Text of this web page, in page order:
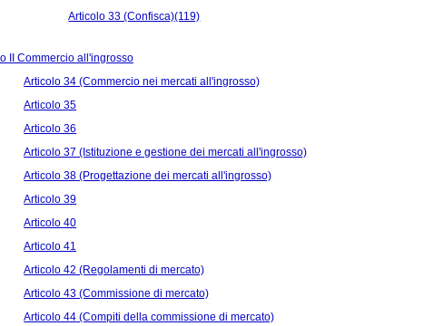
Articolo 33 (Confisca)(119)
II Commercio all'ingrosso
Articolo 34 (Commercio nei mercati all'ingrosso)
Articolo 35
Articolo 36
Articolo 37 (Istituzione e gestione dei mercati all'ingrosso)
Articolo 38 (Progettazione dei mercati all'ingrosso)
Articolo 39
Articolo 40
Articolo 41
Articolo 42 (Regolamenti di mercato)
Articolo 43 (Commissione di mercato)
Articolo 44 (Compiti della commissione di mercato)